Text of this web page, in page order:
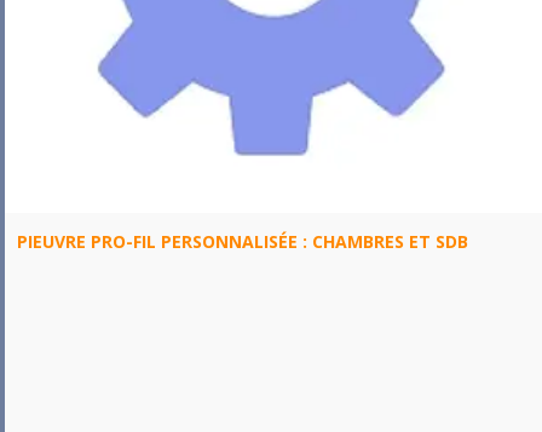
PIEUVRE PRO-FIL PERSONNALISÉE : CHAMBRES ET SDB